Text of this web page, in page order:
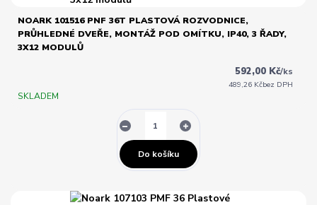
NOARK 101516 PNF 36T PLASTOVÁ ROZVODNICE,
PRŮHLEDNÉ DVEŘE, MONTÁŽ POD OMÍTKU, IP40, 3 ŘADY,
3X12 MODULŮ
592,00 Kč/ks
489,26 Kčbez DPH
SKLADEM
Do košíku